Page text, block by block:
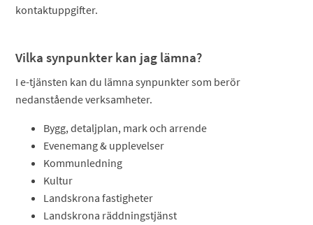
kontaktuppgifter.
Vilka synpunkter kan jag lämna?
I e-tjänsten kan du lämna synpunkter som berör
nedanstående verksamheter.
Bygg, detaljplan, mark och arrende
Evenemang & upplevelser
Kommunledning
Kultur
Landskrona fastigheter
Landskrona räddningstjänst